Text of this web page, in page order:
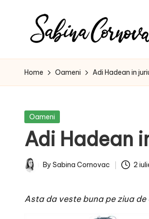
S
a
i
n
a
o
creator
de
de
16
ani
Home Oameni Adi Hadean in
Posted
Oameni
Adi Hadean
Posted
By Sabina Cornovac 2
Asta da veste buna pe ziua